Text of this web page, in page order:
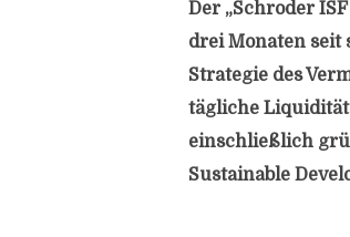
Der „Schroder
drei Monaten seit
Strategie des
tägliche
einschließlich
Sustainable